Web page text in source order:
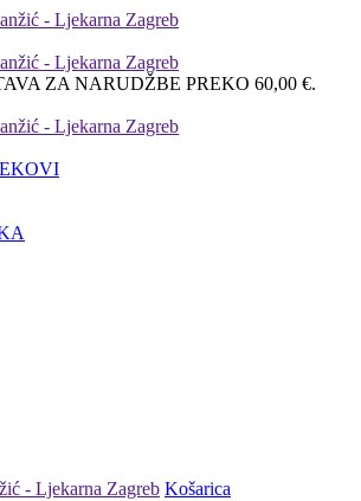
ZA NARUDŽBE PREKO 60,00 €.
- Ljekarna Zagreb Košarica